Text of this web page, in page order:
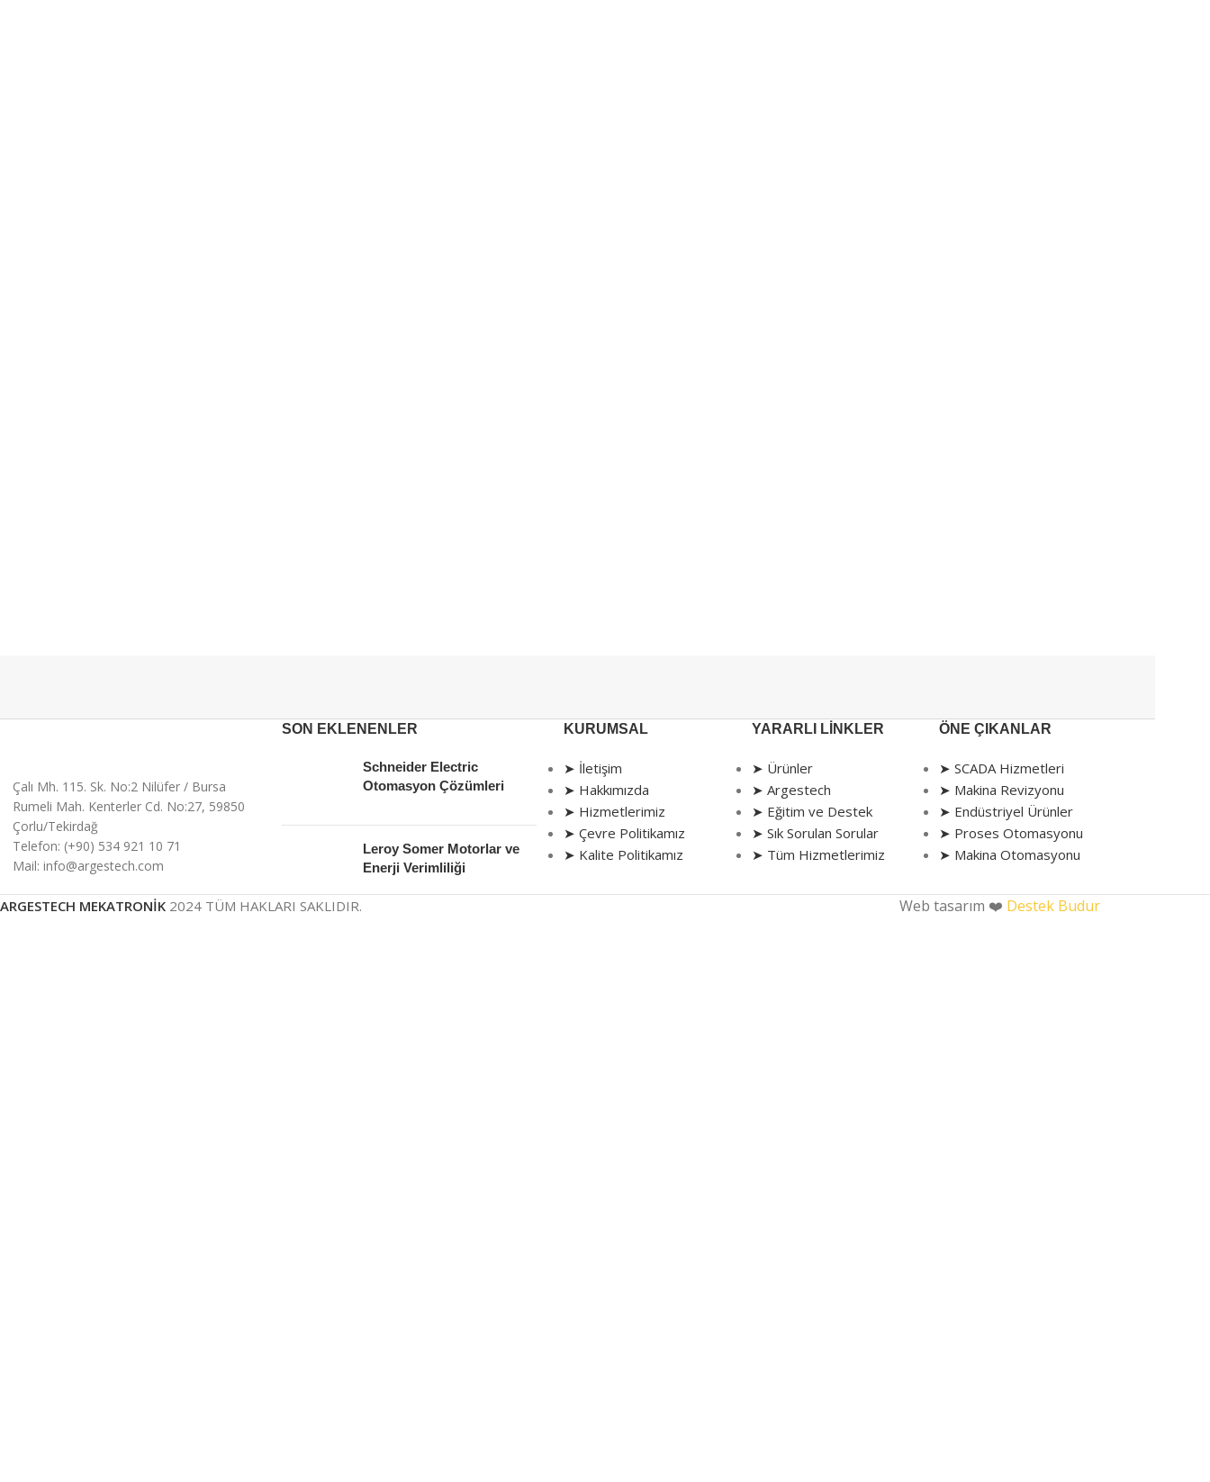
Çalı Mh. 115. Sk. No:2 Nilüfer / Bursa
Rumeli Mah. Kenterler Cd. No:27, 59850
Çorlu/Tekirdağ
Telefon: (+90) 534 921 10 71
Mail: info@argestech.com
SON EKLENENLER
Schneider Electric
Otomasyon Çözümleri
Leroy Somer Motorlar ve
Enerji Verimliliği
KURUMSAL
➤ İletişim
➤ Hakkımızda
➤ Hizmetlerimiz
➤ Çevre Politikamız
➤ Kalite Politikamız
YARARLI LINKLER
➤ Ürünler
➤ Argestech
➤ Eğitim ve Destek
➤ Sık Sorulan Sorular
➤ Tüm Hizmetlerimiz
ÖNE ÇIKANLAR
➤ SCADA Hizmetleri
➤ Makina Revizyonu
➤ Endüstriyel Ürünler
➤ Proses Otomasyonu
➤ Makina Otomasyonu
ARGESTECH MEKATRONİK 2024 TÜM HAKLARI SAKLIDIR. Web tasarım ❤️ Destek Budur